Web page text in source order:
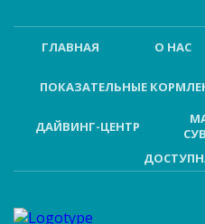
ГЛАВНАЯ О НАС
ПОКАЗАТЕЛЬНЫЕ
ДАЙВИНГ-ЦЕНТР